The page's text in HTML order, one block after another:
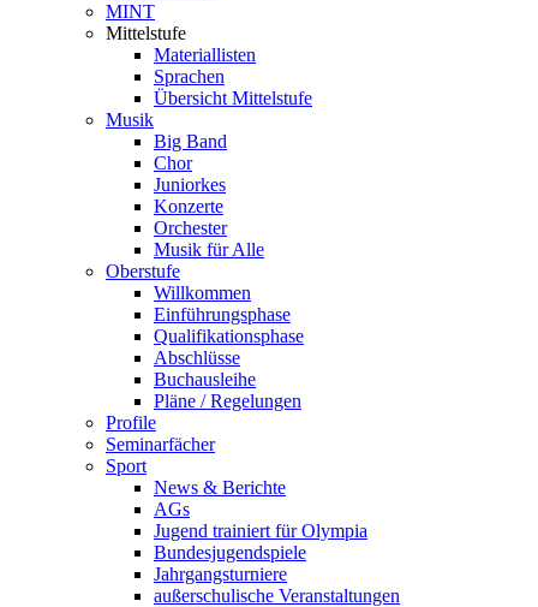
MINT
Mittelstufe
Materiallisten
Sprachen
Übersicht Mittelstufe
Musik
Big Band
Chor
Juniorkes
Konzerte
Orchester
Musik für Alle
Oberstufe
Willkommen
Einführungsphase
Qualifikationsphase
Abschlüsse
Buchausleihe
Pläne / Regelungen
Profile
Seminarfächer
Sport
News & Berichte
AGs
Jugend trainiert für Olympia
Bundesjugendspiele
Jahrgangsturniere
außerschulische Veranstaltungen